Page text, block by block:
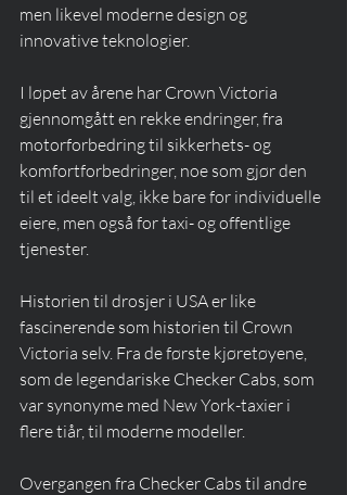
men likevel moderne design og
innovative teknologier.
I løpet av årene har Crown Victoria
gjennomgått en rekke endringer, fra
motorforbedring til sikkerhets- og
komfortforbedringer, noe som gjør den
til et ideelt valg, ikke bare for individuelle
eiere, men også for taxi- og offentlige
tjenester.
Historien til drosjer i USA er like
fascinerende som historien til Crown
Victoria selv. Fra de første kjøretøyene,
som de legendariske Checker Cabs, som
var synonyme med New York-taxier i
flere tiår, til moderne modeller.
Overgangen fra Checker Cabs til andre